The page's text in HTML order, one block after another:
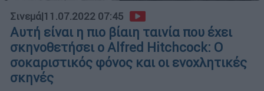
Σινεμά|11.07.2022 07:45
Αυτή είναι η πιο βίαιη ταινία που έχει
σκηνοθετήσει ο Alfred Hitchcock: Ο
σοκαριστικός φόνος και οι ενοχλητικές
σκηνές